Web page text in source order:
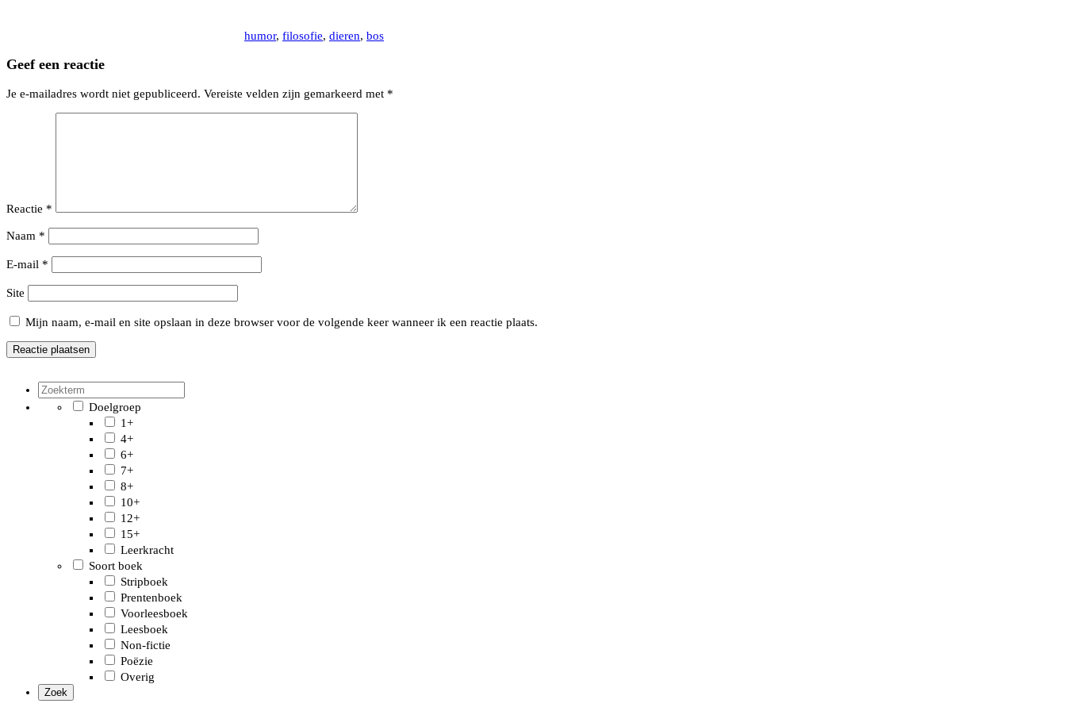
humor, filosofie, dieren, bos
Geef een reactie
Je e-mailadres wordt niet gepubliceerd. Vereiste velden zijn gemarkeerd met *
Reactie *
Naam *
E-mail *
Site
Mijn naam, e-mail en site opslaan in deze browser voor de volgende keer wanneer ik een reactie plaats.
Doelgroep
1+
4+
6+
7+
8+
10+
12+
15+
Leerkracht
Soort boek
Stripboek
Prentenboek
Voorleesboek
Leesboek
Non-fictie
Poëzie
Overig